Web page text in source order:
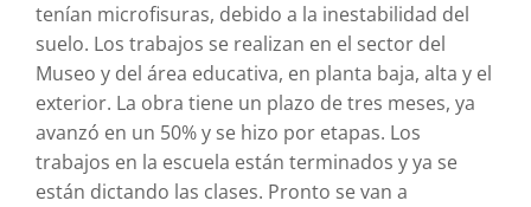
tenían microfisuras, debido a la inestabilidad del
suelo. Los trabajos se realizan en el sector del
Museo y del área educativa, en planta baja, alta y el
exterior. La obra tiene un plazo de tres meses, ya
avanzó en un 50% y se hizo por etapas. Los
trabajos en la escuela están terminados y ya se
están dictando las clases. Pronto se van a